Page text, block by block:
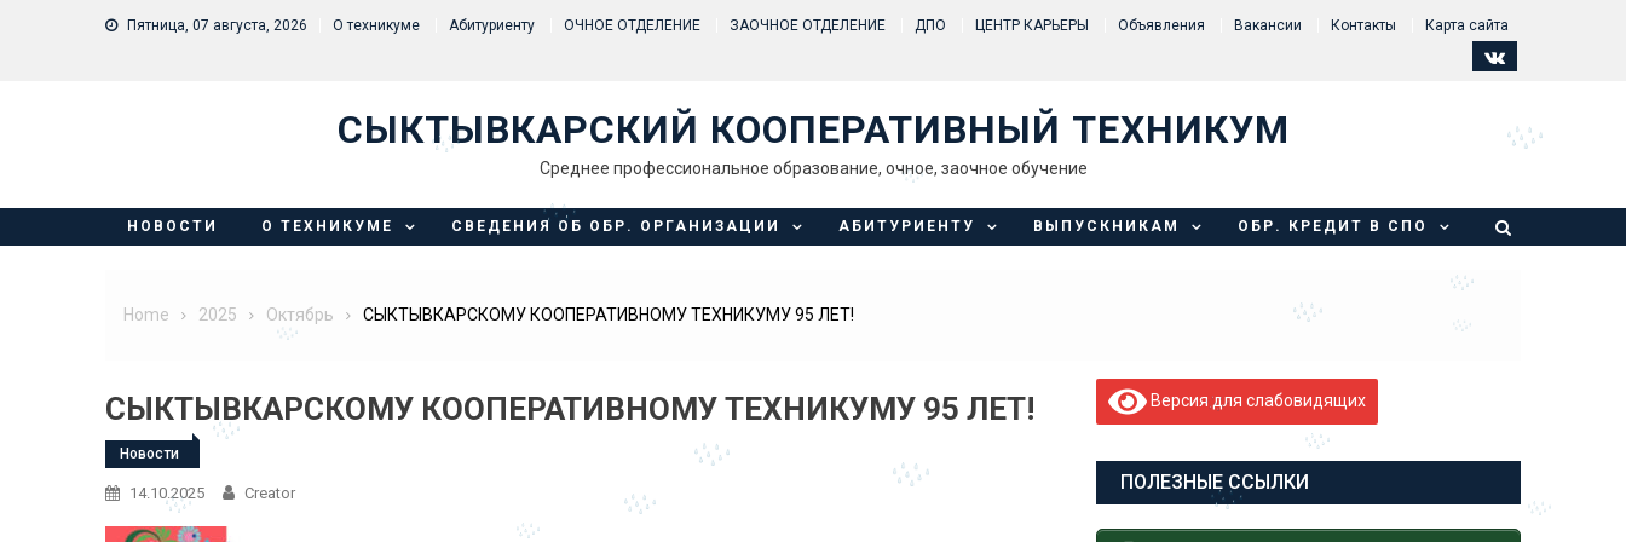
Skip to content
Пятница, 07 августа, 2026 О техникуме Абитуриенту ОЧНОЕ ОТДЕЛЕНИЕ ЗАОЧНОЕ ОТДЕЛЕНИЕ ДПО ЦЕНТР КАРЬЕРЫ Объявления Вакансии Контакты Карта сайта
СЫКТЫВКАРСКИЙ КООПЕРАТИВНЫЙ ТЕХНИКУМ
Среднее профессиональное образование, очное, заочное обучение
НОВОСТИ О ТЕХНИКУМЕ СВЕДЕНИЯ ОБ ОБР. ОРГАНИЗАЦИИ АБИТУРИЕНТУ ВЫПУСКНИКАМ ОБР. КРЕДИТ В СПО
Home 2025 Октябрь СЫКТЫВКАРСКОМУ КООПЕРАТИВНОМУ ТЕХНИКУМУ 95 ЛЕТ!
СЫКТЫВКАРСКОМУ КООПЕРАТИВНОМУ ТЕХНИКУМУ 95 ЛЕТ!
Новости
14.10.2025 Creator
Версия для слабовидящих
ПОЛЕЗНЫЕ ССЫЛКИ